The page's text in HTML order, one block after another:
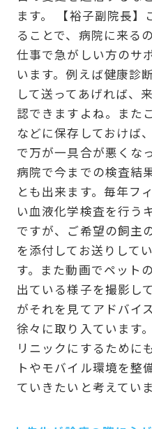
ます。 【裕子副院長】
ることで、病院に来る
仕事で急がしい方のサ
います。例えば健康診
して送ってあげれば、
認できますよね。また
などに保存しておけば
で万が一具合が悪くな
病院で今までの検査結
とも出来ます。毎年フ
い血液化学検査を行う
ですが、ご希望の飼主
を添付してお送りして
す。また動画でペット
出ている様子を撮影し
がそれを見てアドバイ
徐々に取り入ています
リニックにするために
トやモバイル環境を整
ていきたいと考えていま